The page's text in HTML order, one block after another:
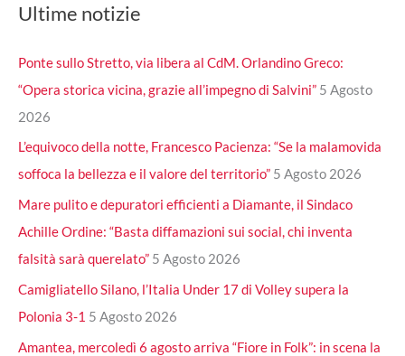
Ultime notizie
Ponte sullo Stretto, via libera al CdM. Orlandino Greco:
“Opera storica vicina, grazie all’impegno di Salvini” 5 Agosto
2026
L’equivoco della notte, Francesco Pacienza: “Se la malamovida
soffoca la bellezza e il valore del territorio” 5 Agosto 2026
Mare pulito e depuratori efficienti a Diamante, il Sindaco
Achille Ordine: “Basta diffamazioni sui social, chi inventa
falsità sarà querelato” 5 Agosto 2026
Camigliatello Silano, l’Italia Under 17 di Volley supera la
Polonia 3-1 5 Agosto 2026
Amantea, mercoledì 6 agosto arriva “Fiore in Folk”: in scena la